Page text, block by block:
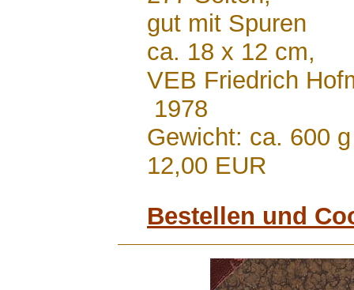
gut mit Spuren
ca. 18 x 12 cm,
VEB Friedrich
1978
Gewicht: ca. 600 g
12,00 EUR
Bestellen und